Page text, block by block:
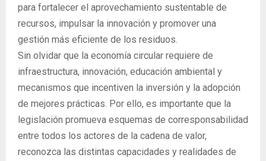
para fortalecer el aprovechamiento sustentable de
recursos, impulsar la innovación y promover una
gestión más eficiente de los residuos.
Sin olvidar que la economía circular requiere de
infraestructura, innovación, educación ambiental y
mecanismos que incentiven la inversión y la adopción
de mejores prácticas. Por ello, es importante que la
legislación promueva esquemas de corresponsabilidad
entre todos los actores de la cadena de valor,
reconozca las distintas capacidades y realidades de